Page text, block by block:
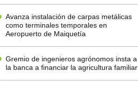
Avanza instalación de carpas metálicas
como terminales temporales en
Aeropuerto de Maiquetía
Gremio de ingenieros agrónomos insta a
la banca a financiar la agricultura familiar